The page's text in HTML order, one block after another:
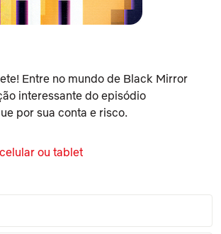
Entre no mundo de Black Mirror
interessante do episódio
por sua conta e risco.
ou tablet